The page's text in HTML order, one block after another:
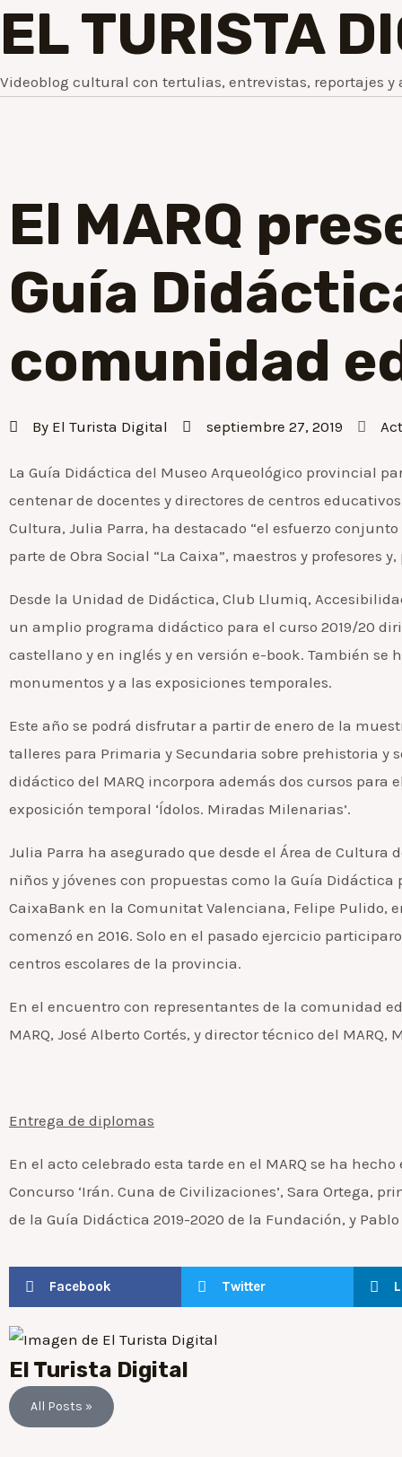
EL TURISTA
Videoblog cultural con tertulias, entrevistas, reportajes y
El MARQ
Guía
comunidad
By El Turista Digital septiembre 27, 2019
La Guía Didáctica del Museo Arqueológico provincial
centenar de docentes y directores de centros
Cultura, Julia Parra, ha destacado “el esfuerzo
parte de Obra Social “La Caixa”, maestros y profesores
Desde la Unidad de Didáctica, Club Llumiq,
un amplio programa didáctico para el curso 2019/20
castellano y en inglés y en versión e-book. También
monumentos y a las exposiciones temporales.
Este año se podrá disfrutar a partir de enero de la
talleres para Primaria y Secundaria sobre prehistoria y
didáctico del MARQ incorpora además dos cursos para
exposición temporal ‘Ídolos. Miradas Milenarias’.
Julia Parra ha asegurado que desde el Área de
niños y jóvenes con propuestas como la Guía
CaixaBank en la Comunitat Valenciana, Felipe Pulido,
comenzó en 2016. Solo en el pasado ejercicio
centros escolares de la provincia.
En el encuentro con representantes de la comunidad
MARQ, José Alberto Cortés, y director técnico del MARQ,
Entrega de diplomas
En el acto celebrado esta tarde en el MARQ se ha
Concurso ‘Irán. Cuna de Civilizaciones’, Sara Ortega,
de la Guía Didáctica 2019-2020 de la Fundación, y
Facebook Twitter
El Turista Digital
All Posts »